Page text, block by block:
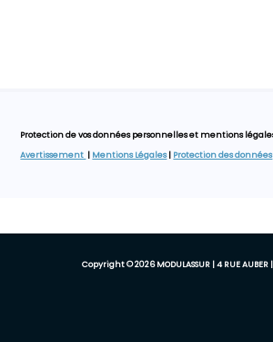
Protection de vos données personnelles et mentions
Avertissement | Mentions Légales| Protection des données
Copyright © 2026 MODULASSUR | 4 RUE AUBER